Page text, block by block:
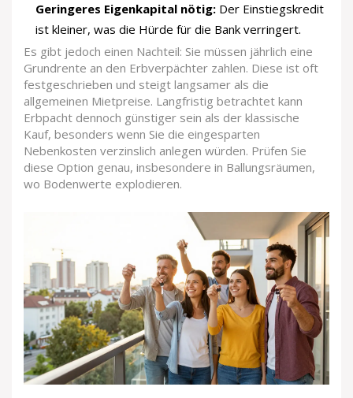
Geringeres Eigenkapital nötig: Der Einstiegskredit
ist kleiner, was die Hürde für die Bank verringert.
Es gibt jedoch einen Nachteil: Sie müssen jährlich eine
Grundrente an den Erbverpächter zahlen. Diese ist oft
festgeschrieben und steigt langsamer als die
allgemeinen Mietpreise. Langfristig betrachtet kann
Erbpacht dennoch günstiger sein als der klassische
Kauf, besonders wenn Sie die eingesparten
Nebenkosten verzinslich anlegen würden. Prüfen Sie
diese Option genau, insbesondere in Ballungsräumen,
wo Bodenwerte explodieren.